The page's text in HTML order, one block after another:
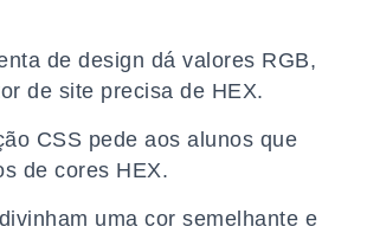
de design dá valores RGB,
de site precisa de HEX.
CSS pede aos alunos que
de cores HEX.
uma cor semelhante e